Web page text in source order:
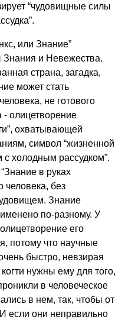
“чудовищные силы
или Знание”
и Невежества.
страна, загадка,
может стать
не готового
- олицетворение
охватывающей
символ “жизненной
с холодным рассудком”.
в руках
человека, без
Знание
по-разному. У
его
потому что научные
быстро, невзирая
нужны ему для того,
в человеческое
в нем, так, чтобы от
если они неправильно